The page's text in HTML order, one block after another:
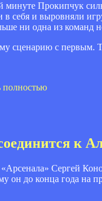
Прокипчук
себя и выровняли
ни одна из команд
сценарию с первым.
полностью
к
Сергей
он до конца года на